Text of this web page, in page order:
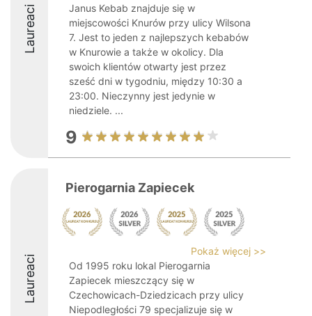
Laureaci
Janus Kebab znajduje się w
miejscowości Knurów przy ulicy Wilsona
7. Jest to jeden z najlepszych kebabów
w Knurowie a także w okolicy. Dla
swoich klientów otwarty jest przez
sześć dni w tygodniu, między 10:30 a
23:00. Nieczynny jest jedynie w
niedziele. ...
9
Laureaci
Pierogarnia Zapiecek
Pokaż więcej >>
Od 1995 roku lokal Pierogarnia
Zapiecek mieszczący się w
Czechowicach-Dziedzicach przy ulicy
Niepodległości 79 specjalizuje się w